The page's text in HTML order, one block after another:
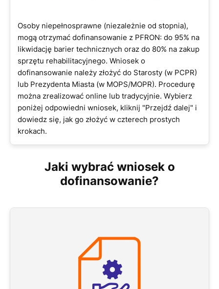
Osoby niepełnosprawne (niezależnie od stopnia),
mogą otrzymać dofinansowanie z PFRON: do 95% na
likwidację barier technicznych oraz do 80% na zakup
sprzętu rehabilitacyjnego. Wniosek o
dofinansowanie należy złożyć do Starosty (w PCPR)
lub Prezydenta Miasta (w MOPS/MOPR). Procedurę
można zrealizować online lub tradycyjnie. Wybierz
poniżej odpowiedni wniosek, kliknij "Przejdź dalej" i
dowiedz się, jak go złożyć w czterech prostych
krokach.
Jaki wybrać wniosek o
dofinansowanie?